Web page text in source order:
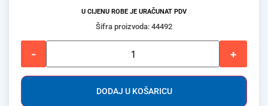
U CIJENU ROBE JE URAČUNAT PDV
Šifra proizvoda: 44492
- +
DODAJ U KOŠARICU